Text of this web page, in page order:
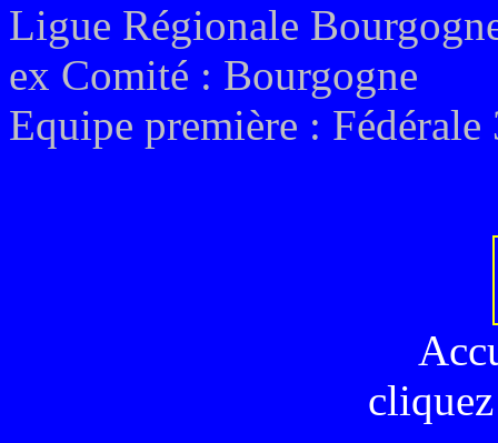
Ligue Régionale
ex Comité : Bourgogne
Equipe première : Fédérale